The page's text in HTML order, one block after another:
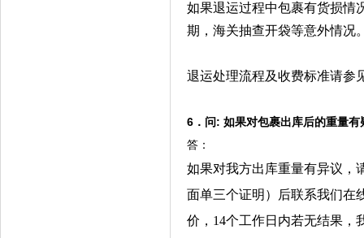
如果退运过程中包裹有货损情
期，海关抽查开袋等意外情况
退运处理流程及收费标准请参
6．问: 如果对包裹出库后的重量
答：
如果对我方出库重量有异议，
面单三个证明）后联系我们在
价， 14个工作日内若无结果，